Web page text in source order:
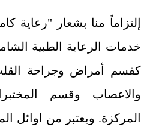
إلتزاماً منا بشعار "رعاية
خدمات الرعاية الطبية
كقسم أمراض وجراحة
والاعصاب وقسم
المركزة. ويعتبر من اوائل